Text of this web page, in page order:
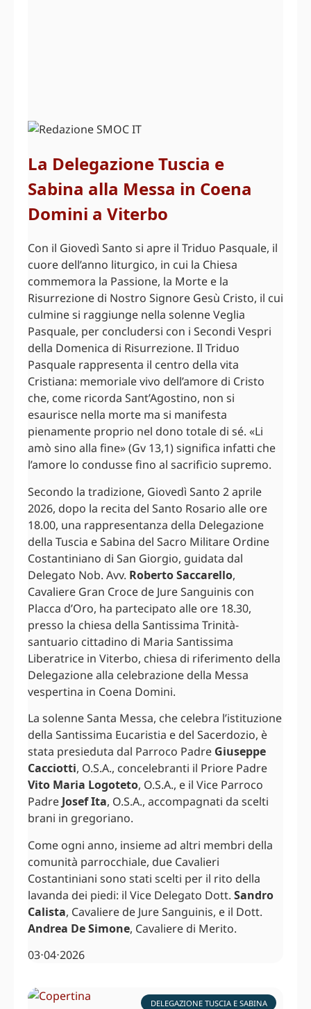
La Delegazione Tuscia e
Sabina alla Messa in Coena
Domini a Viterbo
Con il Giovedì Santo si apre il Triduo Pasquale, il
cuore dell’anno liturgico, in cui la Chiesa
commemora la Passione, la Morte e la
Risurrezione di Nostro Signore Gesù Cristo, il cui
culmine si raggiunge nella solenne Veglia
Pasquale, per concludersi con i Secondi Vespri
della Domenica di Risurrezione. Il Triduo
Pasquale rappresenta il centro della vita
Cristiana: memoriale vivo dell’amore di Cristo
che, come ricorda Sant’Agostino, non si
esaurisce nella morte ma si manifesta
pienamente proprio nel dono totale di sé. «Li
amò sino alla fine» (Gv 13,1) significa infatti che
l’amore lo condusse fino al sacrificio supremo.
Secondo la tradizione, Giovedì Santo 2 aprile
2026, dopo la recita del Santo Rosario alle ore
18.00, una rappresentanza della Delegazione
della Tuscia e Sabina del Sacro Militare Ordine
Costantiniano di San Giorgio, guidata dal
Delegato Nob. Avv. Roberto Saccarello,
Cavaliere Gran Croce de Jure Sanguinis con
Placca d’Oro, ha partecipato alle ore 18.30,
presso la chiesa della Santissima Trinità-
santuario cittadino di Maria Santissima
Liberatrice in Viterbo, chiesa di riferimento della
Delegazione alla celebrazione della Messa
vespertina in Coena Domini.
La solenne Santa Messa, che celebra l’istituzione
della Santissima Eucaristia e del Sacerdozio, è
stata presieduta dal Parroco Padre Giuseppe
Cacciotti, O.S.A., concelebranti il Priore Padre
Vito Maria Logoteto, O.S.A., e il Vice Parroco
Padre Josef Ita, O.S.A., accompagnati da scelti
brani in gregoriano.
Come ogni anno, insieme ad altri membri della
comunità parrocchiale, due Cavalieri
Costantiniani sono stati scelti per il rito della
lavanda dei piedi: il Vice Delegato Dott. Sandro
Calista, Cavaliere de Jure Sanguinis, e il Dott.
Andrea De Simone, Cavaliere di Merito.
03⋅04⋅2026
DELEGAZIONE TUSCIA E SABINA